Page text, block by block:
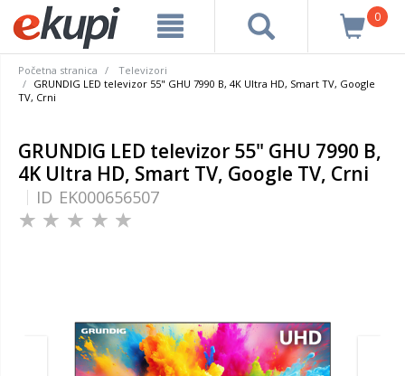
0
Početna stranica
Televizori
GRUNDIG LED televizor 55" GHU 7990 B, 4K Ultra HD, Smart TV, Google
TV, Crni
GRUNDIG LED televizor 55" GHU 7990 B,
4K Ultra HD, Smart TV, Google TV, Crni
ID EK000656507